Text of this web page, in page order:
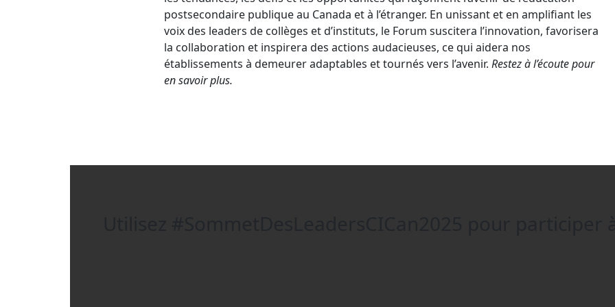
postsecondaire publique au Canada et à l’étranger. En unissant et en amplifiant les
voix des leaders de collèges et d’instituts, le Forum suscitera l’innovation, favorisera
la collaboration et inspirera des actions audacieuses, ce qui aidera nos
établissements à demeurer adaptables et tournés vers l’avenir. Restez à l’écoute pour
en savoir plus.